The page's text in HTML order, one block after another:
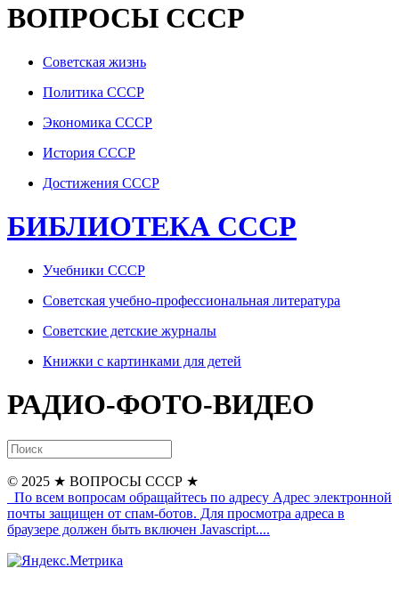
ВОПРОСЫ СССР
Советская жизнь
Политика СССР
Экономика СССР
История СССР
Достижения СССР
БИБЛИОТЕКА СССР
Учебники СССР
Советская учебно-профессиональная литература
Советские детские журналы
Книжки с картинками для детей
РАДИО-ФОТО-ВИДЕО
© 2025 ★ ВОПРОСЫ СССР ★
По всем вопросам обращайтесь по адресу Адрес электронной
почты защищен от спам-ботов. Для просмотра адреса в
браузере должен быть включен Javascript....